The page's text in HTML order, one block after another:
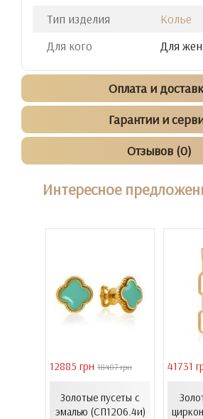
Тип изделия
Колье
Для кого
Для
Оплата и
Гарантии и
Отзывов (0)
Интересное
12885 грн 18407 грн
Золотые пусеты с
эмалью (СП1206.4и)
41731